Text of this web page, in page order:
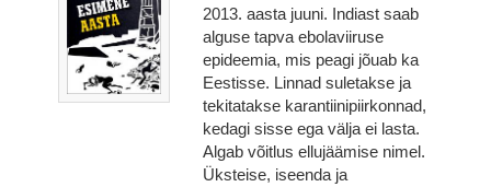
2013. aasta juuni. Indiast saab
alguse tapva ebolaviiruse
epideemia, mis peagi jõuab ka
Eestisse. Linnad suletakse ja
tekitatakse karantiinipiirkonnad,
kedagi sisse ega välja ei lasta.
Algab võitlus ellujäämise nimel.
Üksteise, iseenda ja